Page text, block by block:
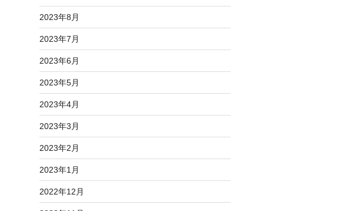
2023年8月
2023年7月
2023年6月
2023年5月
2023年4月
2023年3月
2023年2月
2023年1月
2022年12月